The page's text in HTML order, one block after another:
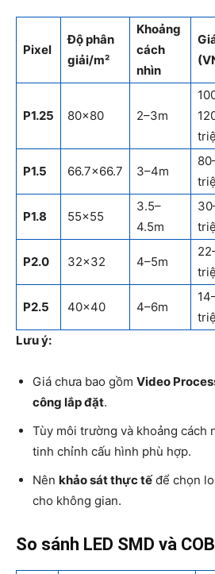
Pixel
Độ phân
giải/m²
Khoảng
cách
nhìn
P1.25 80×80 2–3m
P1.5 66.7×66.7 3–4m
P1.8 55×55
3.5–
4.5m
P2.0 32×32 4–5m
P2.5 40×40 4–6m
Lưu ý:
Giá chưa bao gồm Video
công lắp đặt.
Tùy môi trường và khoảng cách
tinh chỉnh cấu hình phù hợp.
Nên khảo sát thực tếđể chọn
cho không gian.
So sánh LED SMD và COB